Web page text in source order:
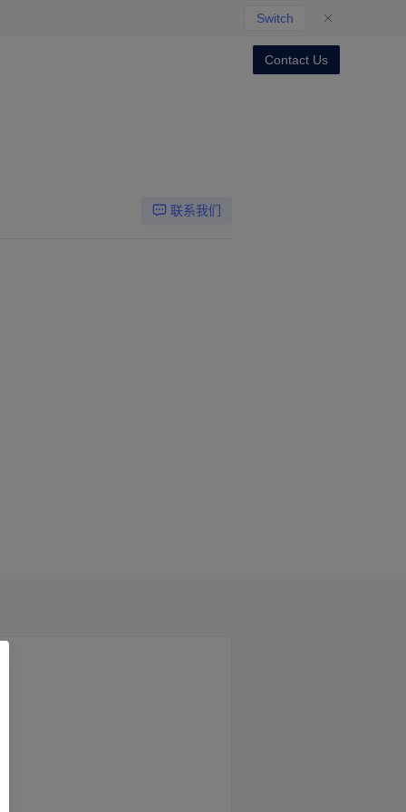
Switch
Contact Us
联系我们